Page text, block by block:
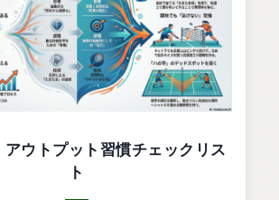
ウトプット習慣チェックリス
ト